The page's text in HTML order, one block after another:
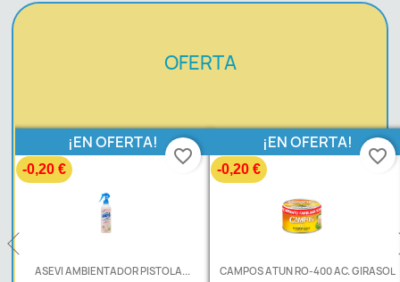
OFERTA
ASEVI AMBIENTADOR PISTOLA...
¡EN OFERTA!
-0,20 €
favorite_border
CAMPOS ATUN RO-400 AC. GIRASOL
¡EN OFERTA!
-0,20 €
favorite_border